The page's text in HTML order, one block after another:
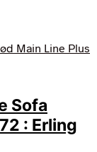
Sofa
: Erling